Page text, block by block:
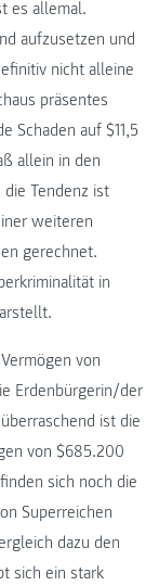
es allemal.
aufzusetzen und
nicht alleine
präsentes
Schaden auf $11,5
allein in den
Tendenz ist
weiteren
gerechnet.
in
von
Erdenbürgerin/der
ist die
von $685.200
sich noch die
Superreichen
dazu den
sich ein stark